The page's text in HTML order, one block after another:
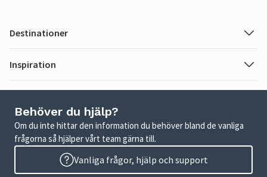
Destinationer
Inspiration
Behöver du hjälp?
Om du inte hittar den information du behöver bland de vanliga
frågorna så hjälper vårt team gärna till.
Vanliga frågor, hjälp och support